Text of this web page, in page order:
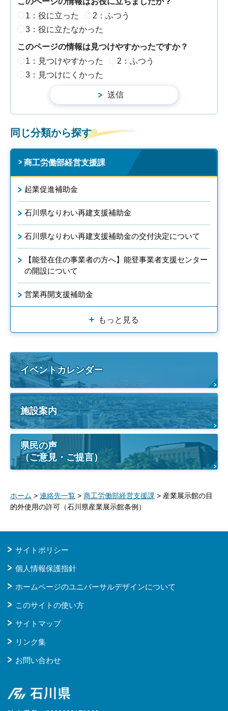
1：役に立った
2：ふつう
3：役に立たなかった
このページの情報は見つけやすかったですか？
1：見つけやすかった
2：ふつう
3：見つけにくかった
同じ分類から探す
商工労働部経営支援課
起業促進補助金
石川県なりわい再建支援補助金
石川県なりわい再建支援補助金の交付決定について
【能登在住の事業者の方へ】能登事業者支援センター
の開設について
営業再開支援補助金
もっと見る
イベントカレンダー
施設案内
県民の声
（ご意見・ご提言）
ホーム > 連絡先一覧 > 商工労働部経営支援課 > 産業展示館の目
的外使用の許可（石川県産業展示館条例）
サイトポリシー
個人情報保護指針
ホームページのユニバーサルデザインについて
このサイトの使い方
サイトマップ
リンク集
お問い合わせ
石川県